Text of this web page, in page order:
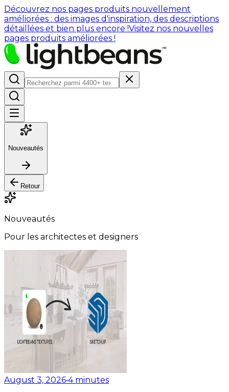
Découvrez nos pages produits nouvellement
améliorées : des images d'inspiration, des descriptions
détaillées et bien plus encore !Visitez nos nouvelles
pages produits améliorées !
Nouveautés
Retour
Nouveautés
Pour les architectes et designers
August 3, 2026•4 minutes